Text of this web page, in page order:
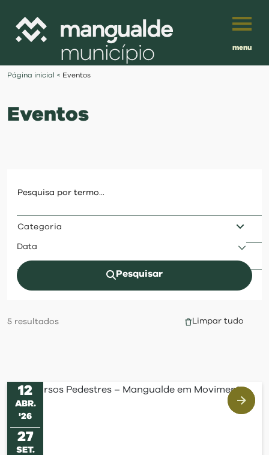
menu
investir
balcão digital
visit
Português
Página inicial < Eventos
Eventos
Categoria
Data
Pesquisar
5 resultados Limpar tudo
12
ABR.
'26
27
SET.